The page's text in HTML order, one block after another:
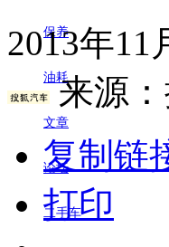
保养
油耗
文章
论坛
二手车
2013年11
来源：
复制链
打印